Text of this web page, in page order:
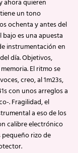
ahora quieren
un tono
ochenta y antes del
es una apuesta
instrumentación en
día. Objetivos,
El ritmo se
creo, al 1m23s,
con unos arreglos a
. Fragilidad, el
a eso de los
calibre electrónico
rizo de